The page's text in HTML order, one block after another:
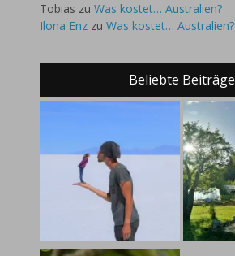
Tobias zu Was kostet… Australien?
Ilona Enz zu Was kostet… Australien?
Beliebte Beiträge